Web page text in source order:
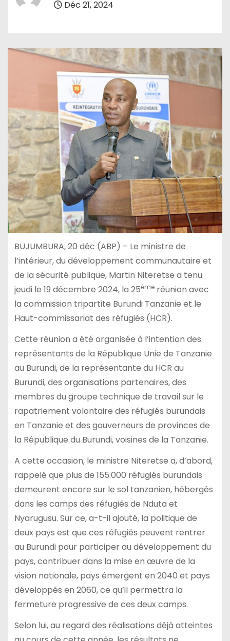
Déc 21, 2024
BUJUMBURA, 20 déc (ABP) – Le ministre de
l’intérieur, du développement communautaire et
de la sécurité publique, Martin Niteretse a tenu
jeudi le 19 décembre 2024, la 25èmeréunion avec
la commission tripartite Burundi Tanzanie et le
Haut-commissariat des réfugiés (HCR).
Cette réunion a été organisée à l’intention des
représentants de la République Unie de Tanzanie
au Burundi, de la représentante du HCR au
Burundi, des organisations partenaires, des
membres du groupe technique de travail sur le
rapatriement volontaire des réfugiés burundais
en Tanzanie et des gouverneurs de provinces de
la République du Burundi, voisines de la Tanzanie.
A cette occasion, le ministre Niteretse a, d’abord,
rappelé que plus de 155.000 réfugiés burundais
demeurent encore sur le sol tanzanien, hébergés
dans les camps des réfugiés de Nduta et
Nyarugusu. Sur ce, a-t-il ajouté, la politique de
deux pays est que ces réfugiés peuvent rentrer
au Burundi pour participer au développement du
pays, contribuer dans la mise en œuvre de la
vision nationale, pays émergent en 2040 et pays
développés en 2060, ce qu’il permettra la
fermeture progressive de ces deux camps.
Selon lui, au regard des réalisations déjà atteintes